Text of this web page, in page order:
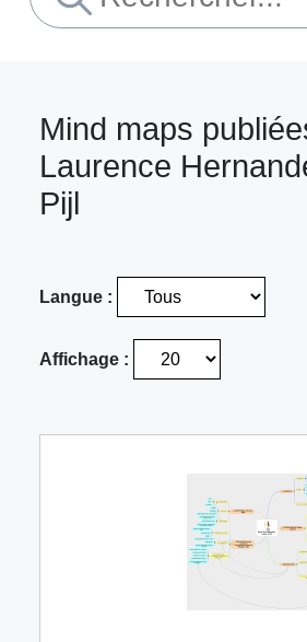
Mind maps
Laurence
Pijl
Langue :
Affichage :